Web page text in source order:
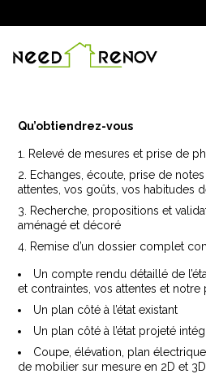
principal
Accueil
Qu’obtiendrez-vous
Relevé de mesures et prise de
Echanges, écoute, prise de
attentes, vos goûts, vos habitudes
Recherche, propositions et
aménagé et décoré
Remise d’un dossier complet
Un compte rendu détaillé de
et contraintes, vos attentes et
Un plan côté à l’état existant
Un plan côté à l’état projeté
Coupe, élévation, plan
de mobilier sur mesure en 2D et 3D